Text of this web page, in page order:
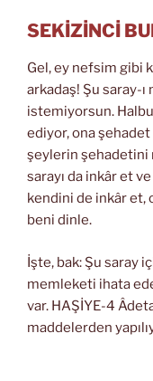
SEKİZİNCİ
Gel, ey nefsim gibi
arkadaş! Şu saray-
istemiyorsun.
ediyor, ona
şeylerin şehadetini
sarayı da inkâr et
kendini de inkâr et,
beni dinle.
İşte, bak: Şu saray
memleketi ihata
var. HAŞİYE-4
maddelerden